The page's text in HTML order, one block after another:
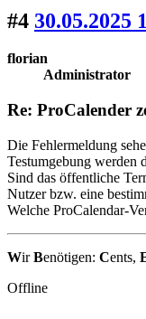
#4 30.05.2025
florian
Administrator
Re: ProCalender
Die Fehlermeldung
Testumgebung werden
Sind das öffentliche
Nutzer bzw. eine
Welche ProCalendar-
WirBenötigen: Cents,
Offline